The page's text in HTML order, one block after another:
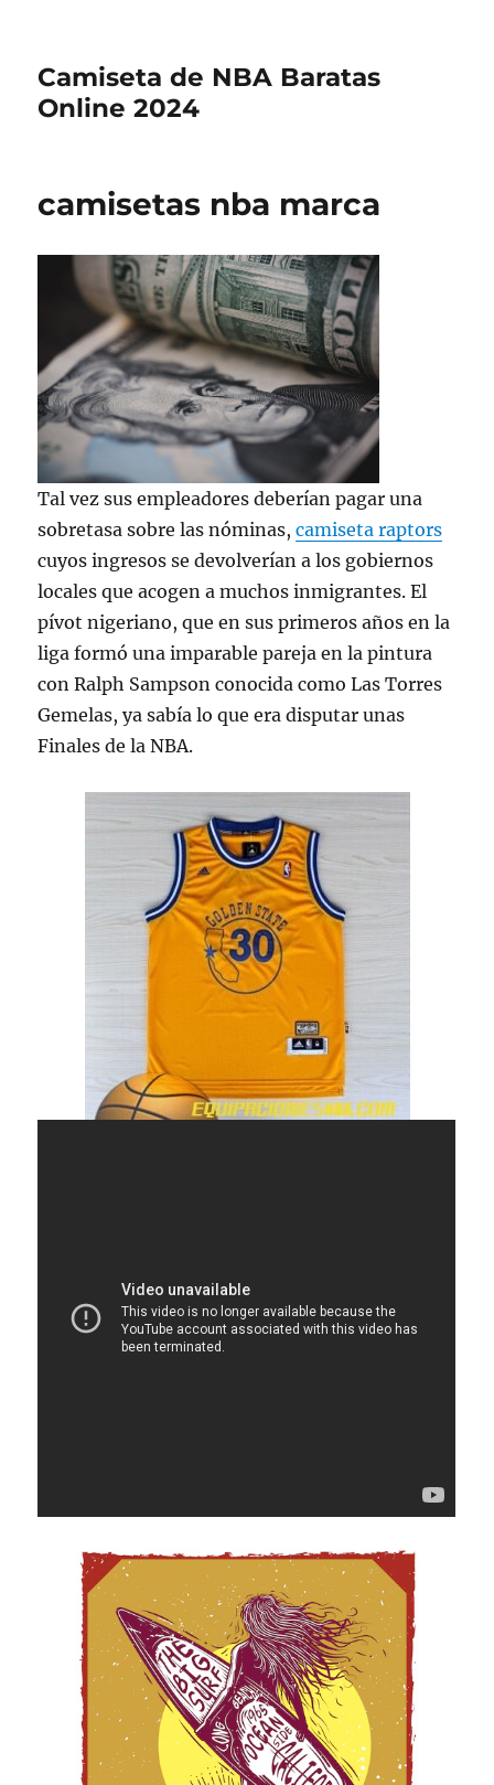
Camiseta de NBA Baratas
Online 2024
camisetas nba marca
Tal vez sus empleadores deberían pagar una
sobretasa sobre las nóminas,camiseta raptors
cuyos ingresos se devolverían a los gobiernos
locales que acogen a muchos inmigrantes. El
pívot nigeriano, que en sus primeros años en la
liga formó una imparable pareja en la pintura
con Ralph Sampson conocida como Las Torres
Gemelas, ya sabía lo que era disputar unas
Finales de la NBA.